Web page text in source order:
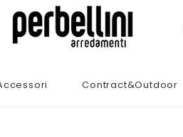
Contract&Outdoor